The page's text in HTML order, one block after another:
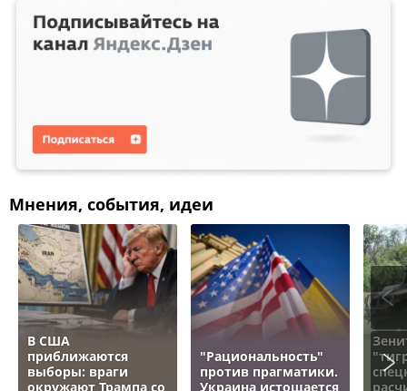
Мнения, события, идеи
В США
приближаются
выборы: враги
окружают Трампа со
"Рациональность"
против прагматики.
Украина истощается